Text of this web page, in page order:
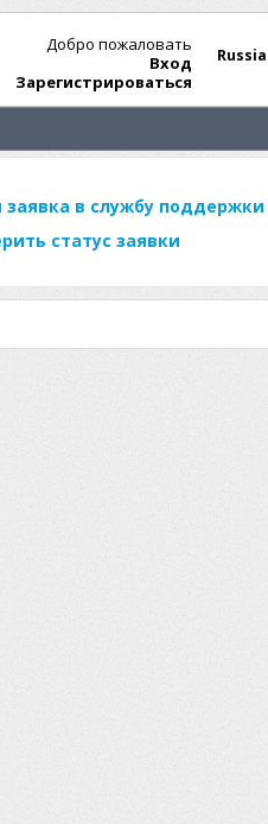
Добро пожаловать
Вход
Зарегистрироваться
заявка в службу поддержки
статус заявки